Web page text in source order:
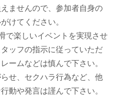
ませんので、参加者自身の
けてください。
で楽しいイベントを実現させ
ッフの指示に従っていただ
ームなどは慎んで下さい。
せ、セクハラ行為など、他
動や発言は謹んで下さい。